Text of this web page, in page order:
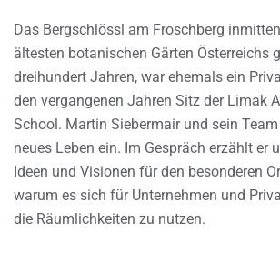
Das Bergschlössl am Froschberg
ältesten botanischen Gärten Österreichs
dreihundert Jahren, war ehemals ein
den vergangenen Jahren Sitz der Limak
School. Martin Siebermair und sein
neues Leben ein. Im Gespräch erzählt er
Ideen und Visionen für den besonderen
warum es sich für Unternehmen und
die Räumlichkeiten zu nutzen.